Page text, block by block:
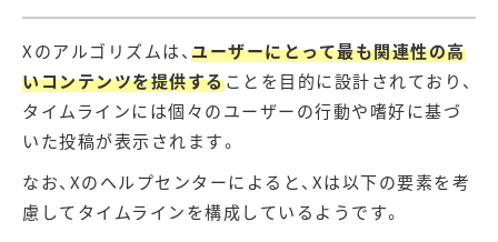
Xのアルゴリズムは、 ユーザーにとって最も関連性の高
いコンテンツを提供することを目的に設計されており、
タイムラインには個々のユーザーの行動や嗜好に基づ
いた投稿が表示されます。
なお、Xのヘルプセンターによると、Xは以下の要素を考
慮してタイムラインを構成しているようです。